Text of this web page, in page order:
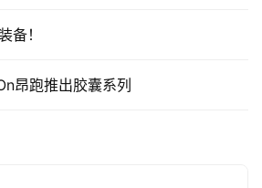
备！
昂跑推出胶囊系列